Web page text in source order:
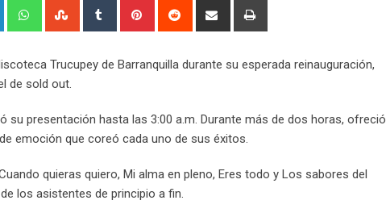
LinkedIn WhatsappStumbleUpon
Tumblr Pinterest Reddit
Share
Trucupey de Barranquilla durante su esperada reinauguración,
de sold out.
su presentación hasta las 3:00 a.m. Durante más de dos horas, ofreció
emoción que coreó cada uno de sus éxitos.
quieras quiero, Mi alma en pleno, Eres todo y Los sabores del
los asistentes de principio a fin.